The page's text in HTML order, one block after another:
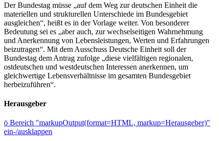
Der Bundestag müsse „auf dem Weg zur deutschen Einheit die
materiellen und strukturellen Unterschiede im Bundesgebiet
ausgleichen“, heißt es in der Vorlage weiter. Von besonderer
Bedeutung sei es „aber auch, zur wechselseitigen Wahrnehmung
und Anerkennung von Lebensleistungen, Werten und Erfahrungen
beizutragen“. Mit dem Ausschuss Deutsche Einheit soll der
Bundestag dem Antrag zufolge „diese vielfältigen regionalen,
ostdeutschen und westdeutschen Interessen anerkennen, um
gleichwertige Lebensverhältnisse im gesamten Bundesgebiet
herbeizuführen“.
Herausgeber
ö Bereich "markupOutput(format=HTML, markup=Herausgeber)"
ein-/ausklappen